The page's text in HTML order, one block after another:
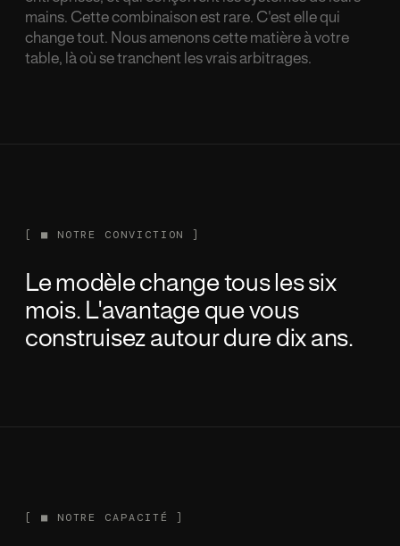
mains. Cette combinaison est rare. C'est elle qui
change tout. Nous amenons cette matière à votre
table, là où se tranchent les vrais arbitrages.
[ ■ NOTRE CONVICTION ]
Le modèle change tous les six
mois. L'avantage que vous
construisez autour dure dix ans.
[ ■ NOTRE CAPACIT É ]